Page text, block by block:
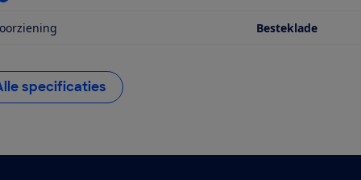
Besteklade
specificaties